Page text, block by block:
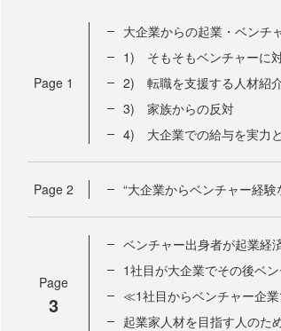
Page 1
大企業からの起業・ベンチ
1) そもそもベンチャーに
2) 転職を支援する人材紹
3) 家族からの反対
4) 大企業での給与を実力
Page 2 “大企業からベンチャー経験
Page
3
ベンチャー出身者が起業経
1社目が大企業でその後ベ
≪1社目からベンチャー企
起業家人材を目指す人のた